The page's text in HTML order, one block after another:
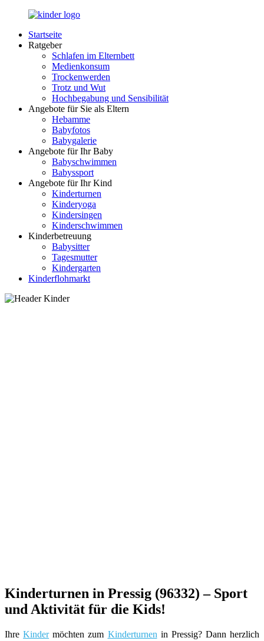
Zurück
Inhalt
LuckyKids.de
Das
Nachwuchs
Startseite
Ratgeber
Schlafen im Elternbett
Medienkonsum
Trockenwerden
Trotz und Wut
Hochbegabung und Sensibilität
Angebote für Sie als Eltern
Hebamme
Babyfotos
Babygalerie
Angebote für Ihr Baby
Babyschwimmen
Babyssport
Angebote für Ihr Kind
Kinderturnen
Kinderyoga
Kindersingen
Kinderschwimmen
Kinderbetreuung
Babysitter
Tagesmutter
Kindergarten
Kinderflohmarkt
Kinderturnen in Pressig (96332) – Sport
und Aktivität für die Kids!
IhreKindermöchten zum Kinderturnen in Pressig? Dann herzlich